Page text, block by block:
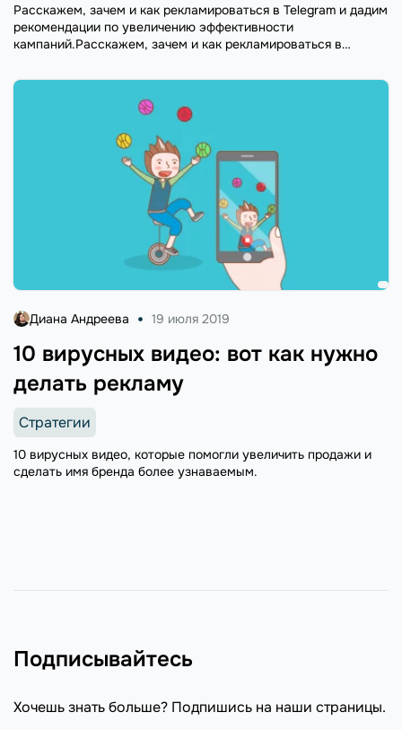
Расскажем, зачем и как рекламироваться в Telegram и дадим
рекомендации по увеличению эффективности
кампаний.Расскажем, зачем и как рекламироваться в
эффективности кампаний.
10 вирусных видео: вот как нужно
делать рекламу
Диана Андреева 19 июля 2019
Стратегии
10 вирусных видео, которые помогли увеличить продажи и
сделать имя бренда более узнаваемым.
Подписывайтесь
Хочешь знать больше? Подпишись на наши страницы.